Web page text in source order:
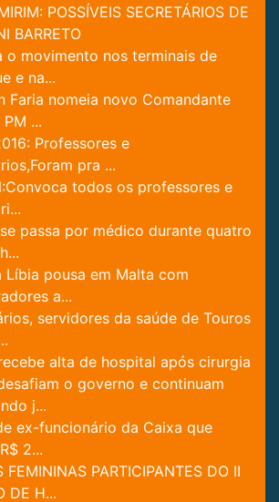
POSSÍVEIS SECRETÁRIOS DE
BARRETO
o movimento nos terminais de
e na...
Faria nomeia novo Comandante
...
Professores e
pra ...
todos os professores e
passa por médico durante quatro
Líbia pousa em Malta com
a...
servidores da saúde de Touros
alta de hospital após cirurgia
o governo e continuam
j...
ex-funcionário da Caixa que
2...
FEMININAS PARTICIPANTES DO II
DE H...